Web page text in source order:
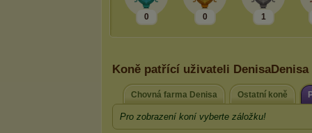
0 0 1
Koně patřící uživateli DenisaDenisa
Chovná farma Denisa Ostatní koně
Pro zobrazení koní vyberte záložku!